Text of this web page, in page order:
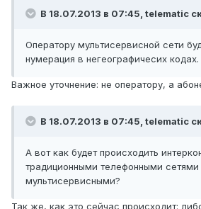
В 18.07.2013 в 07:45, telematic
Оператору мультисервисной сети
нумерация в негеографичесих кодах.
Важное уточнение: не оператору, а
В 18.07.2013 в 07:45, telematic
А вот как будет происходить
традиционными телефонными сетями
мультисервисными?
Так же, как это сейчас происходит: